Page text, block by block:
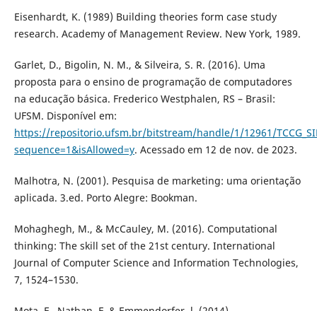
Eisenhardt, K. (1989) Building theories form case study
research. Academy of Management Review. New York, 1989.
Garlet, D., Bigolin, N. M., & Silveira, S. R. (2016). Uma
proposta para o ensino de programação de computadores
na educação básica. Frederico Westphalen, RS – Brasil:
UFSM. Disponível em:
https://repositorio.ufsm.br/bitstream/handle/1/12961/
sequence=1&isAllowed=y. Acessado em 12 de nov. de 2023.
Malhotra, N. (2001). Pesquisa de marketing: uma orientação
aplicada. 3.ed. Porto Alegre: Bookman.
Mohaghegh, M., & McCauley, M. (2016). Computational
thinking: The skill set of the 21st century. International
Journal of Computer Science and Information Technologies,
7, 1524–1530.